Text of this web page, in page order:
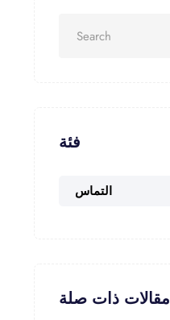
فئة
التماس
مقالات ذات صلة